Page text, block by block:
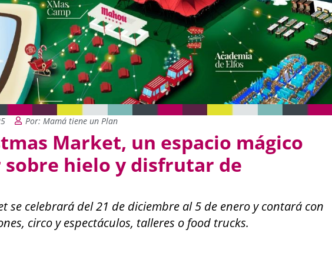
Por: Mamá tiene un Plan
Market, un espacio mágico
hielo y disfrutar de
se celebrará del 21 de diciembre al 5 de enero y contará con
circo y espectáculos, talleres o food trucks.